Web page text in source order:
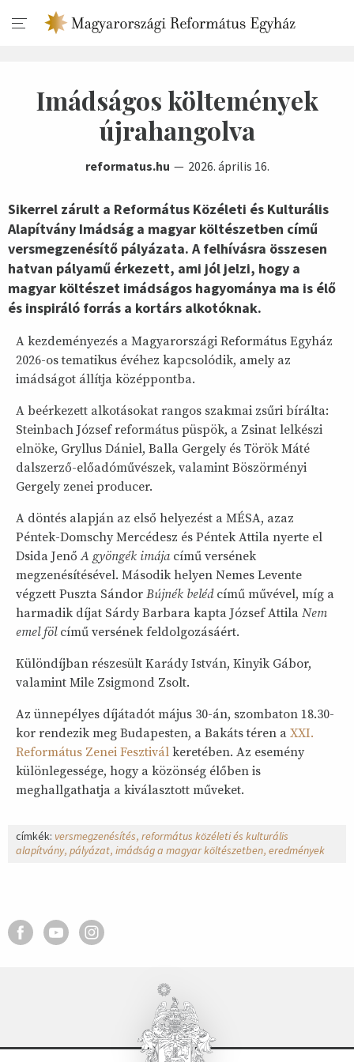
Imádságos költemények
újrahangolva
reformatus.hu 2026. április 16.
Sikerrel zárult a Református Közéleti és Kulturális
Alapítvány Imádság a magyar költészetben című
versmegzenésítő pályázata. A felhívásra összesen
hatvan pályamű érkezett, ami jól jelzi, hogy a
magyar költészet imádságos hagyománya ma is élő
és inspiráló forrás a kortárs alkotóknak.
A kezdeményezés a Magyarországi Református Egyház
2026-os tematikus évéhez kapcsolódik, amely az
imádságot állítja középpontba.
A beérkezett alkotásokat rangos szakmai zsűri bírálta:
Steinbach József református püspök, a Zsinat lelkészi
elnöke, Gryllus Dániel, Balla Gergely és Török Máté
dalszerző-előadóművészek, valamint Böszörményi
Gergely zenei producer.
A döntés alapján az első helyezést a MÉSA, azaz
Péntek-Domschy Mercédesz és Péntek Attila nyerte el
Dsida JenőA gyöngék imájacímű versének
megzenésítésével. Második helyen Nemes Levente
végzett Puszta Sándor Bújnék belédcímű művével, míg a
harmadik díjat Sárdy Barbara kapta József Attila Nem
emel fölcímű versének feldolgozásáért.
Különdíjban részesült Karády István, Kinyik Gábor,
valamint Mile Zsigmond Zsolt.
Az ünnepélyes díjátadót május 30-án, szombaton 18.30-
kor rendezik meg Budapesten, a Bakáts téren a XXI.
Református Zenei Fesztivál keretében. Az esemény
különlegessége, hogy a közönség élőben is
meghallgathatja a kiválasztott műveket.
címkék: versmegzenésítés református közéleti és kulturális
alapítvány pályázat imádság a magyar költészetben eredmények